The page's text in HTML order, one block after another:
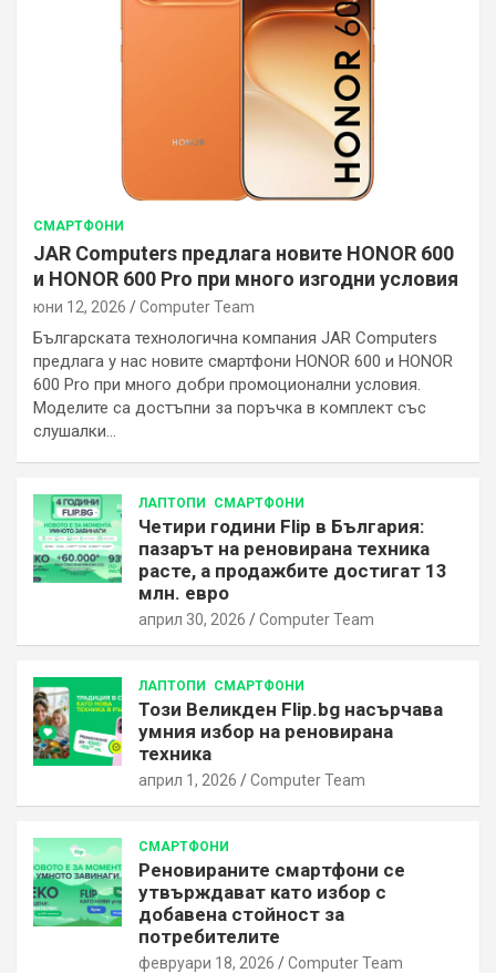
СМАРТФОНИ
JAR Computers предлага новите HONOR 600
и HONOR 600 Pro при много изгодни условия
юни 12, 2026 Computer Team
Българската технологична компания JAR Computers
предлага у нас новите смартфони HONOR 600 и HONOR
600 Pro при много добри промоционални условия.
Моделите са достъпни за поръчка в комплект със
слушалки…
ЛАПТОПИ СМАРТФОНИ
Четири години Flip в България:
пазарът на реновирана техника
расте, а продажбите достигат 13
млн. евро
април 30, 2026 Computer Team
ЛАПТОПИ СМАРТФОНИ
Този Великден Flip.bg насърчава
умния избор на реновирана
техника
април 1, 2026 Computer Team
СМАРТФОНИ
Реновираните смартфони се
утвърждават като избор с
добавена стойност за
потребителите
февруари 18, 2026 Computer Team